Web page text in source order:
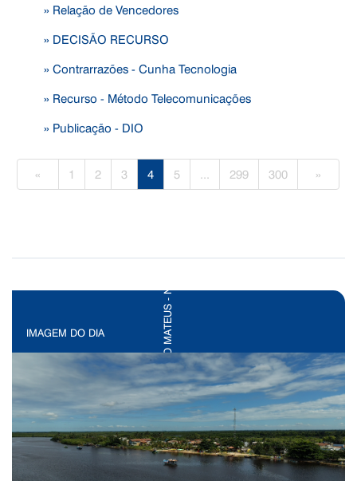
» Relação de Vencedores
» DECISÃO RECURSO
» Contrarrazões - Cunha Tecnologia
» Recurso - Método Telecomunicações
» Publicação - DIO
« 1 2 3 4 5 ... 299 300 »
IMAGEM DO DIA